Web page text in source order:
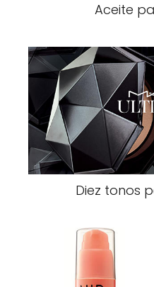
Aceite
Diez tonos